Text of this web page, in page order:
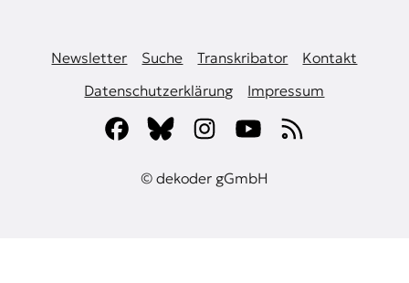
Newsletter Suche Transkribator
Kontakt
Datenschutzerklärung
Impressum
© dekoder gGmbH